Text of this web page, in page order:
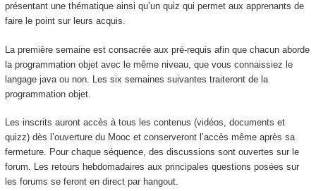
présentant une thématique ainsi qu’un quiz qui permet aux apprenants de
faire le point sur leurs acquis.
La première semaine est consacrée aux pré-requis afin que chacun aborde
la programmation objet avec le même niveau, que vous connaissiez le
langage java ou non. Les six semaines suivantes traiteront de la
programmation objet.
Les inscrits auront accès à tous les contenus (vidéos, documents et
quizz) dès l’ouverture du Mooc et conserveront l’accès même après sa
fermeture. Pour chaque séquence, des discussions sont ouvertes sur le
forum. Les retours hebdomadaires aux principales questions posées sur
les forums se feront en direct par hangout.